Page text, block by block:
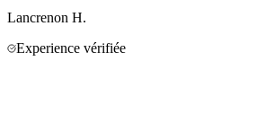
Lancrenon H.
Experience vérifiée